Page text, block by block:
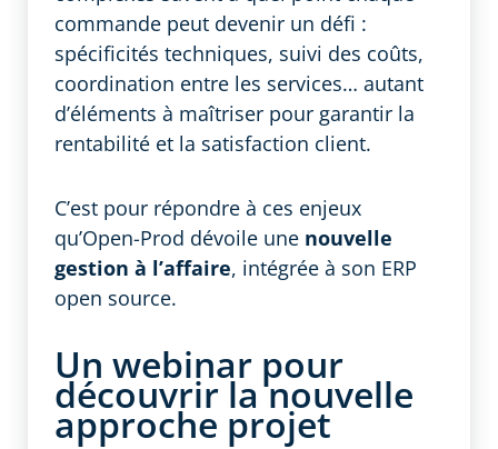
commande peut devenir un défi :
spécificités techniques, suivi des coûts,
coordination entre les services… autant
d’éléments à maîtriser pour garantir la
rentabilité et la satisfaction client.
C’est pour répondre à ces enjeux
qu’Open-Prod dévoile une nouvelle
gestion à l’affaire, intégrée à son ERP
open source.
Un webinar pour
découvrir la nouvelle
approche projet